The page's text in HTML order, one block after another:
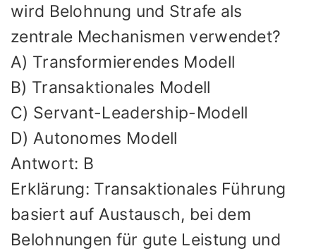
wird Belohnung und Strafe als
zentrale Mechanismen verwendet?
A) Transformierendes Modell
B) Transaktionales Modell
C) Servant-Leadership-Modell
D) Autonomes Modell
Antwort: B
Erklärung: Transaktionales Führung
basiert auf Austausch, bei dem
Belohnungen für gute Leistung und